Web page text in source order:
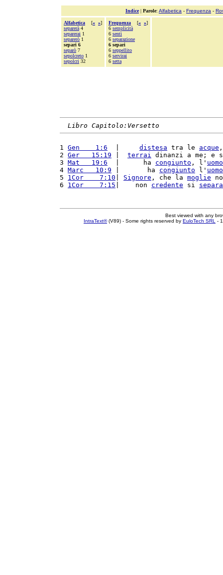
Indice| Parole: Alfabetica - Frequenza -
Alfabetica [« »]
separerà 4
separerai 1
separerò 1
separi 6
separò 7
sepolcreto 1
sepolcri 32
Frequenza [« »]
6 semplicità
6 sentì
6 separazione
6 separi
6 seppellito
6 servirai
6 setta
Libro Capitolo:Versetto
1 Gen    1:6 distesa tra le acque
2 Ger   15:19 terrai dinanzi a me; e
3 Mat   19:6
  |      ha
congiunto , l' uomo
4 Marc   10:9 |       ha congiunto l' uomo
5 1Cor    7:10 Signore , che la moglie
6 1Cor    7:15 |    non credente si separa
Best viewed with any
IntraText®(V89) - Some rights reserved by EuloTech SRL -